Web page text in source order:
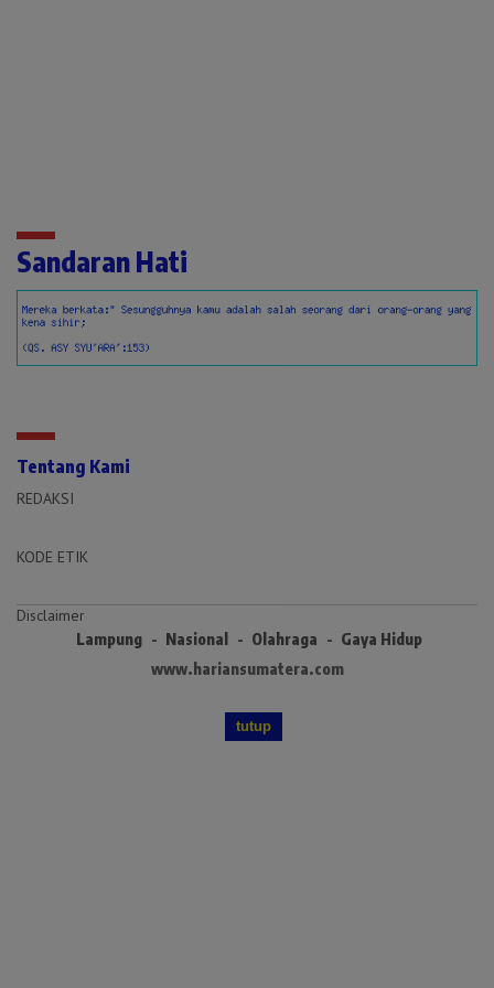
Sandaran Hati
Tentang Kami
REDAKSI
KODE ETIK
Disclaimer
Lampung Nasional Olahraga
Gaya Hidup
www.hariansumatera.com
tutup